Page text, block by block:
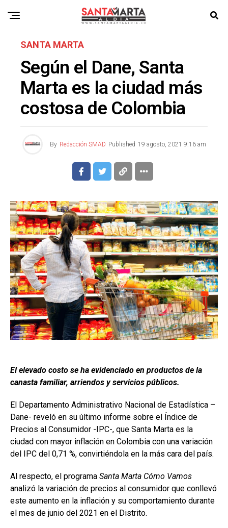
SANTA MARTA
Según el Dane, Santa
Marta es la ciudad más
costosa de Colombia
By Redacción SMAD Published 19 agosto, 2021 9:16 am
El elevado costo se ha evidenciado en productos de la
canasta familiar, arriendos y servicios públicos.
El Departamento Administrativo Nacional de Estadística –
Dane- reveló en su último informe sobre el Índice de
Precios al Consumidor -IPC-, que Santa Marta es la
ciudad con mayor inflación en Colombia con una variación
del IPC del 0,71 %, convirtiéndola en la más cara del país.
Al respecto, el programa Santa Marta Cómo Vamos
analizó la variación de precios al consumidor que conllevó
este aumento en la inflación y su comportamiento durante
el mes de junio del 2021 en el Distrito.